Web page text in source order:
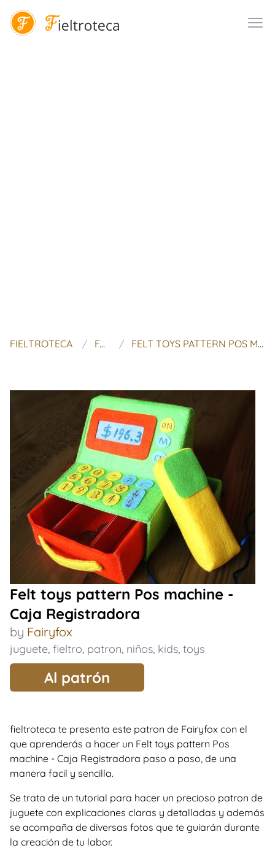
FIELTROTECA FAIRYFOX FELT TOYS PATTERN POS MACHINE - CAJA REGISTRADORA
Felt toys pattern Pos machine -
Caja Registradora
by Fairyfox
juguete, fieltro, patron, niños, kids, toys
Al patrón
fieltroteca te presenta este patron de Fairyfox con el
que aprenderás a hacer un Felt toys pattern Pos
machine - Caja Registradora paso a paso, de una
manera facil y sencilla.
Se trata de un tutorial para hacer un precioso patron de
juguete con explicaciones claras y detalladas y además
se acompaña de diversas fotos que te guiarán durante
la creación de tu labor.